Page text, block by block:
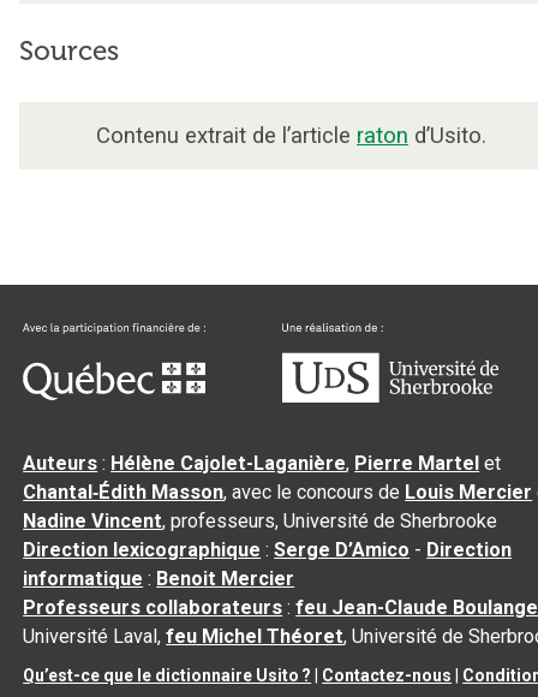
Sources
Contenu extrait de l’article raton d’Usito.
Auteurs : Hélène Cajolet-Laganière, Pierre Martel et
Chantal‑Édith Masson, avec le concours de Louis Mercier
Nadine Vincent, professeurs, Université de Sherbrooke
Direction lexicographique :Serge D’Amico - Direction
informatique : Benoit Mercier
Professeurs collaborateurs :feu Jean-Claude
Université Laval,feu Michel Théoret, Université de
Qu’est-ce que le dictionnaire Usito ? Contactez-nous